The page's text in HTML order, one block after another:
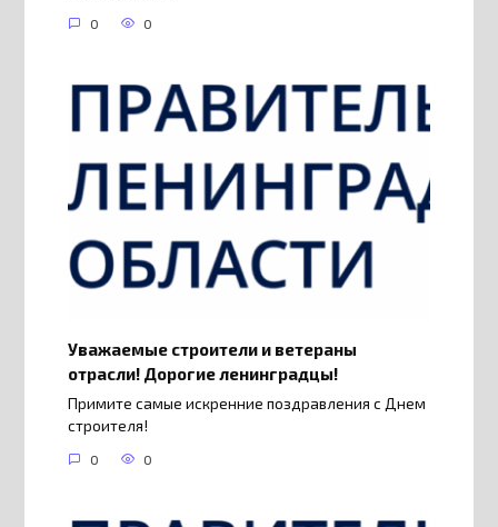
0 0
Уважаемые строители и ветераны
отрасли! Дорогие ленинградцы!
Примите самые искренние поздравления с Днем
строителя!
0 0